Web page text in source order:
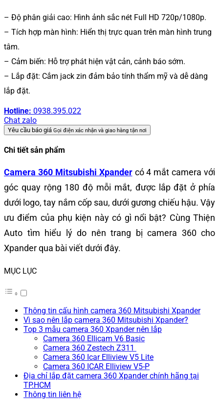
– Độ phân giải cao: Hình ảnh sắc nét Full HD 720p/1080p.
– Tích hợp màn hình: Hiển thị trực quan trên màn hình trung
tâm.
– Cảm biến: Hỗ trợ phát hiện vật cản, cảnh báo sớm.
– Lắp đặt: Cắm jack zin đảm bảo tính thẩm mỹ và dễ dàng
lắp đặt.
Hotline: 0938.395.022
Chat zalo
Yêu cầu báo giá Gọi điện xác nhận và giao hàng tận nơi
Chi tiết sản phẩm
Camera 360 Mitsubishi Xpandercó 4 mắt camera với
góc quay rộng 180 độ mỗi mắt, được lắp đặt ở phía
dưới logo, tay nắm cốp sau, dưới gương chiếu hậu. Vậy
ưu điểm của phụ kiện này có gì nổi bật? Cùng Thiện
Auto tìm hiểu lý do nên trang bị camera 360 cho
Xpander qua bài viết dưới đây.
MỤC LỤC
Thông tin cấu hình camera 360 Mitsubishi Xpander
Vì sao nên lắp camera 360 Mitsubishi Xpander?
Top 3 mẫu camera 360 Xpander nên lắp
Camera 360 Ellicam V6 Basic
Camera 360 Zestech Z311
Camera 360 Icar Elliview V5 Lite
Camera 360 ICAR Elliview V5-P
Địa chỉ lắp đặt camera 360 Xpander chính hãng tại
TP.HCM
Thông tin liên hệ